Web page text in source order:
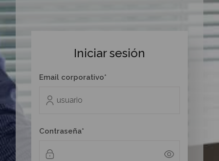
Iniciar sesión
Email corporativo*
Contraseña*